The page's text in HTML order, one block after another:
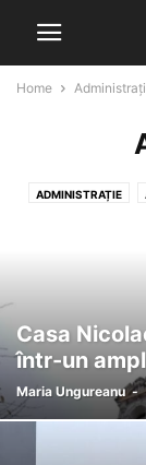
Home
ADMINISTRAȚIE
Casa
într-un
Maria Ungureanu -